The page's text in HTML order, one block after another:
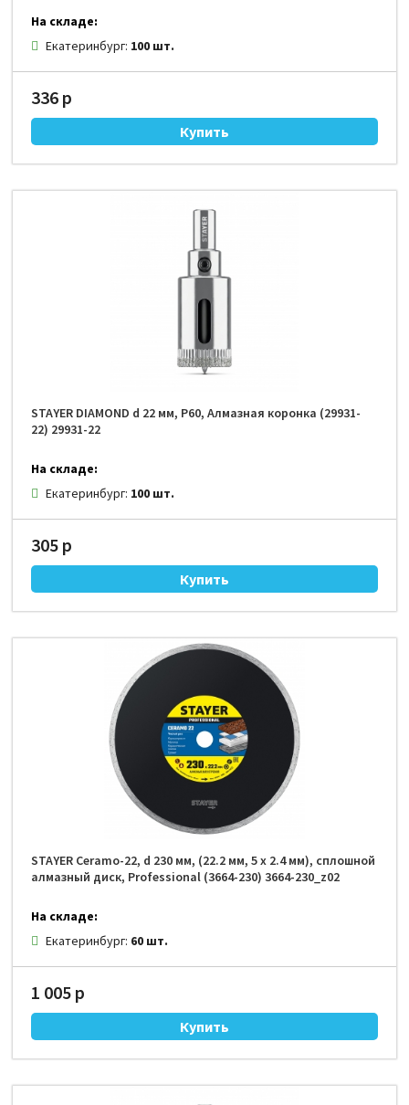
На складе:
Екатеринбург: 100 шт.
336 р
STAYER DIAMOND d 22 мм, Р60, Алмазная коронка (29931-
22) 29931-22
На складе:
Екатеринбург: 100 шт.
305 р
STAYER Ceramo-22, d 230 мм, (22.2 мм, 5 х 2.4 мм), сплошной
алмазный диск, Professional (3664-230) 3664-230_z02
На складе:
Екатеринбург: 60 шт.
1 005 р